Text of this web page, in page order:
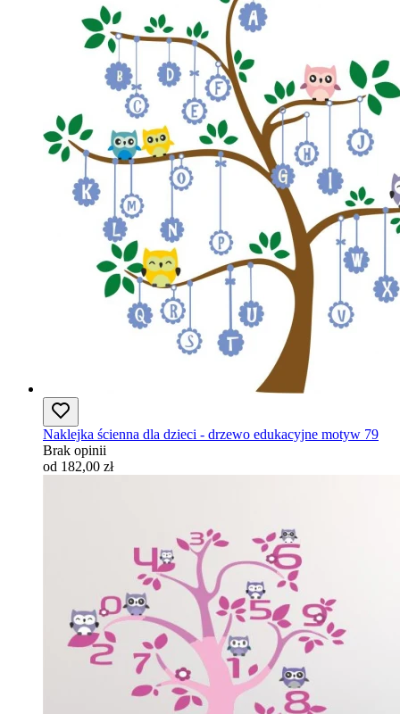
Naklejka ścienna dla dzieci - drzewo edukacyjne motyw 79
Brak opinii
od 182,00 zł